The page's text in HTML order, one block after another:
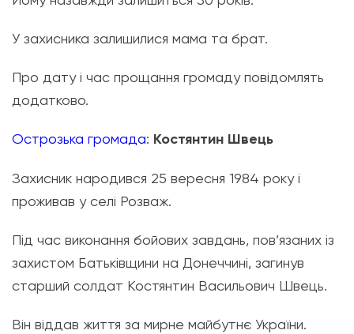
У захисника залишилися мама та брат.
Про дату і час прощання громаду повідомлять
додатково.
Острозька громада: Костянтин Швець
Захисник народився 25 вересня 1984 року і
проживав у селі Розваж.
Під час виконання бойових завдань, пов’язаних із
захистом Батьківщини на Донеччині, загинув
старший солдат Костянтин Васильович Швець.
Він віддав життя за мирне майбутнє України.